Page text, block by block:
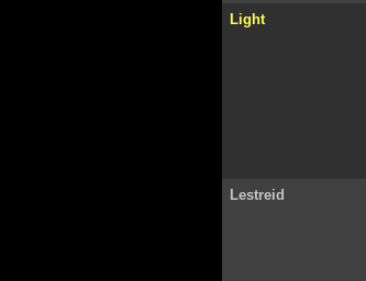
Light
Lestreid